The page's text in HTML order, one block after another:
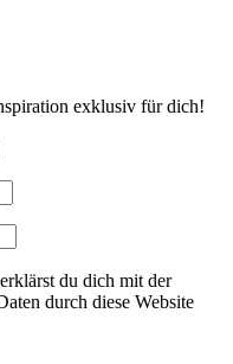
exklusiv für dich!
du dich mit der
durch diese Website